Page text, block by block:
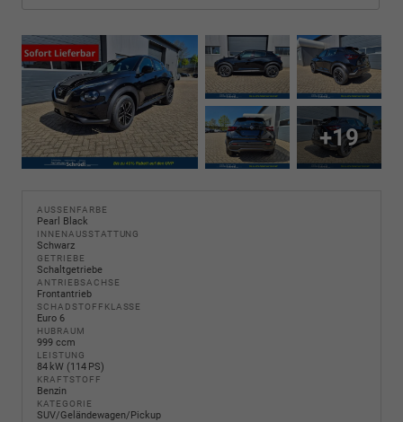
+19
AUSSENFARBE
Pearl Black
INNENAUSSTATTUNG
Schwarz
GETRIEBE
Schaltgetriebe
ANTRIEBSACHSE
Frontantrieb
SCHADSTOFFKLASSE
Euro 6
HUBRAUM
999 ccm
LEISTUNG
84 kW (114 PS)
KRAFTSTOFF
Benzin
KATEGORIE
SUV/Geländewagen/Pickup